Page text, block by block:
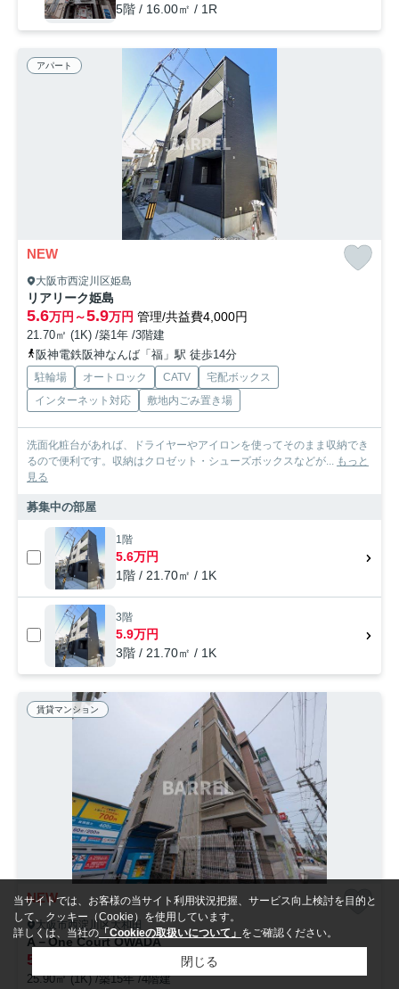
5階 / 16.00㎡ / 1R
アパート
NEW
大阪市西淀川区姫島
リアリーク姫島
5.6万円～5.9万円 管理/共益費4,000円
21.70㎡ (1K) /築1年 /3階建
阪神電鉄阪神なんば「福」駅 徒歩14分
駐輪場 オートロック CATV
宅配ボックス
インターネット対応
敷地内ごみ置き場
洗面化粧台があれば、ドライヤーやアイロンを使ってそのまま収納でき
るので便利です。収納はクロゼット・シューズボックスなどが...
もっと
見る
募集中の部屋
1階
5.6万円
1階 / 21.70㎡ / 1K
3階
5.9万円
3階 / 21.70㎡ / 1K
賃貸マンション
NEW
大阪市西淀川区大和田
A－One Court OWADA
5.8 管理/共益費5,000円
25.90㎡ (1K) /築15年 /4階建
当サイトでは、お客様の当サイト利用状況把握、サービス向上検討を目的と
して、クッキー（Cookie）を使用しています。
詳しくは、当社の 「Cookieの取扱いについて」 をご確認ください。
閉じる